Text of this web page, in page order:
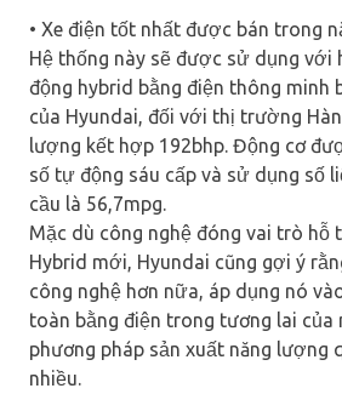
• Xe điện tốt nhất được bán trong
Hệ thống này sẽ được sử dụng với
động hybrid bằng điện thông minh
của Hyundai, đối với thị trường
lượng kết hợp 192bhp. Động cơ
số tự động sáu cấp và sử dụng số
cầu là 56,7mpg.
Mặc dù công nghệ đóng vai trò hỗ
Hybrid mới, Hyundai cũng gợi ý
công nghệ hơn nữa, áp dụng nó
toàn bằng điện trong tương lai của
phương pháp sản xuất năng lượng
nhiều.